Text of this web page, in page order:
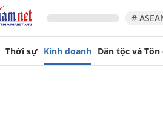
#
Thời sự Kinh doanh Dân tộc và Tôn